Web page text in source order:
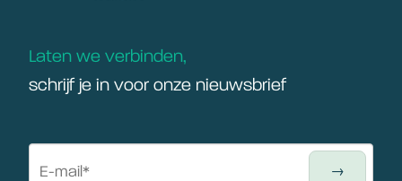
Laten we verbinden,
schrijf je in voor onze nieuwsbrief